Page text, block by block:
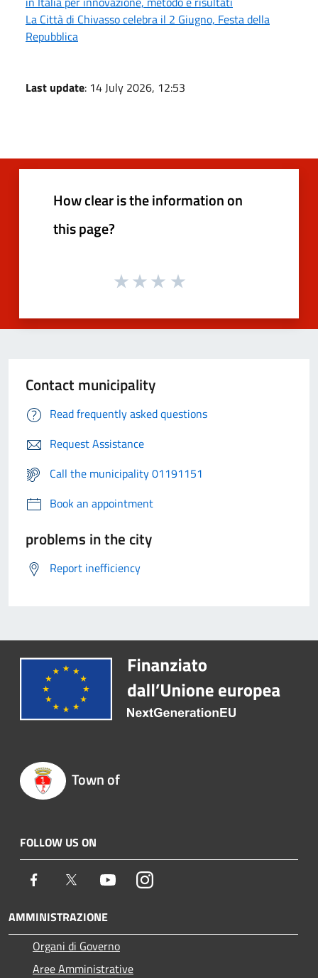
La Città di Chivasso celebra il 2 Giugno, Festa della
Repubblica
Last update: 14 July 2026, 12:53
How clear is the information on
this page?
Contact municipality
Read frequently asked questions
Request Assistance
Call the municipality 01191151
Book an appointment
problems in the city
Report inefficiency
Town of
FOLLOW US ON
Facebook Twitter YoutubeInstagram
AMMINISTRAZIONE
Organi di Governo
Aree Amministrative